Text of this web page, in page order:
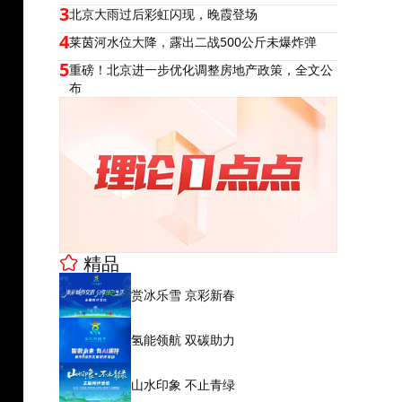
3北京大雨过后彩虹闪现，晚霞登场
4莱茵河水位大降，露出二战500公斤未爆炸弹
5重磅！北京进一步优化调整房地产政策，全文公
布
精品
赏冰乐雪 京彩新春
氢能领航 双碳助力
山水印象 不止青绿